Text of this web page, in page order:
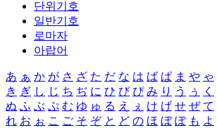
단위기호
일반기호
로마자
아랍어
あ ぁ か が さ ざ た だ な は ば ぱ ま や ゃ
き ぎ し じ ち ぢ に ひ び ぴ み り う ぅ く
ぬ ふ ぶ ぷ む ゆ ゅ る え ぇ け げ せ ぜ て
れ お ぉ こ ご そ ぞ と ど の ほ ぼ ぽ も よ